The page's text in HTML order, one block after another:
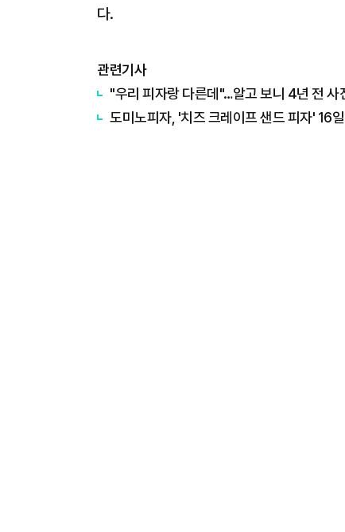
다.
관련기사
"우리 피자랑 다른데"…알고 보니 4년 전 사
도미노피자, '치즈 크레이프 샌드 피자' 16일